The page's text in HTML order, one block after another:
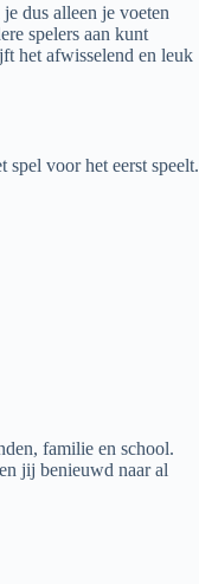
dus alleen je voeten
spelers aan kunt
het afwisselend en leuk
voor het eerst speelt.
familie en school.
jij benieuwd naar al